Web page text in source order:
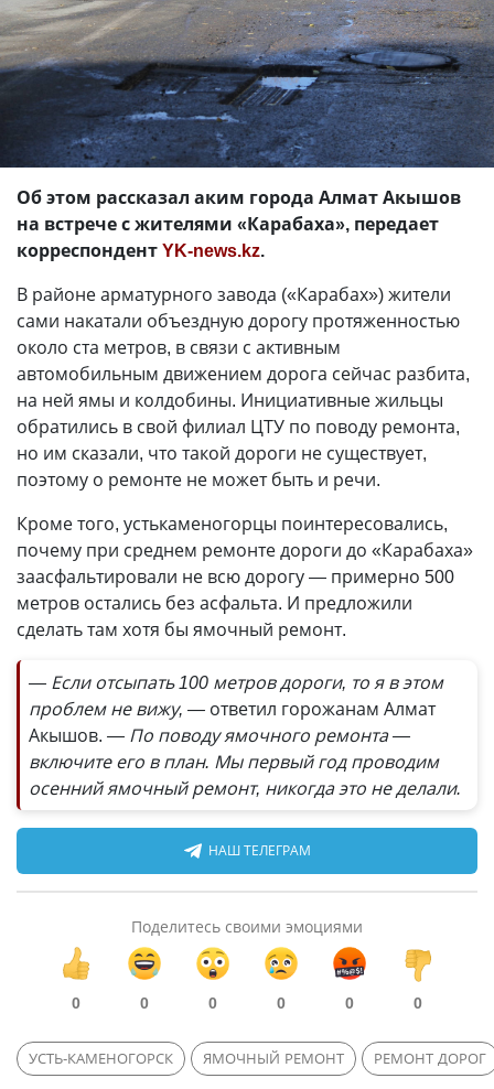
Об этом рассказал аким города Алмат Акышов
на встрече с жителями «Карабаха», передает
корреспондентYK-news.kz.
В районе арматурного завода («Карабах») жители
сами накатали объездную дорогу протяженностью
около ста метров, в связи с активным
автомобильным движением дорога сейчас разбита,
на ней ямы и колдобины. Инициативные жильцы
обратились в свой филиал ЦТУ по поводу ремонта,
но им сказали, что такой дороги не существует,
поэтому о ремонте не может быть и речи.
Кроме того, устькаменогорцы поинтересовались,
почему при среднем ремонте дороги до «Карабаха»
заасфальтировали не всю дорогу — примерно 500
метров остались без асфальта. И предложили
сделать там хотя бы ямочный ремонт.
— Если отсыпать 100 метров дороги, то я в этом
проблем не вижу, — ответил горожанам Алмат
Акышов. — По поводу ямочного ремонта —
включите его в план. Мы первый год проводим
осенний ямочный ремонт, никогда это не делали.
НАШ ТЕЛЕГРАМ
Поделитесь своими эмоциями
0 0 0 0 0 0
УСТЬ-КАМЕНОГОРСК ЯМОЧНЫЙ РЕМОНТ РЕМОНТ ДОРОГ